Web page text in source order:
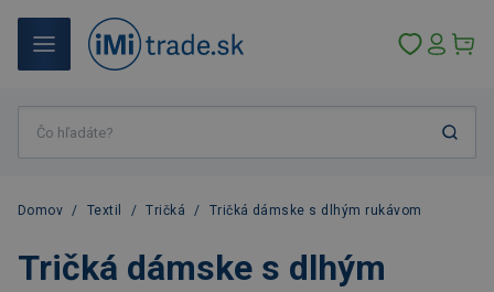
Domov / Textil / Tričká / Tričká dámske s dlhým rukávom
Tričká dámske s dlhým